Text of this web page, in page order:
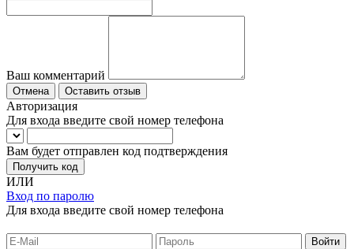
Ваш комментарий
Отмена Оставить отзыв
Авторизация
Для входа введите свой номер телефона
Вам будет отправлен код подтверждения
Получить код
ИЛИ
Вход по паролю
Для входа введите свой номер телефона